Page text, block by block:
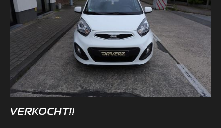
VERKOCHT!!